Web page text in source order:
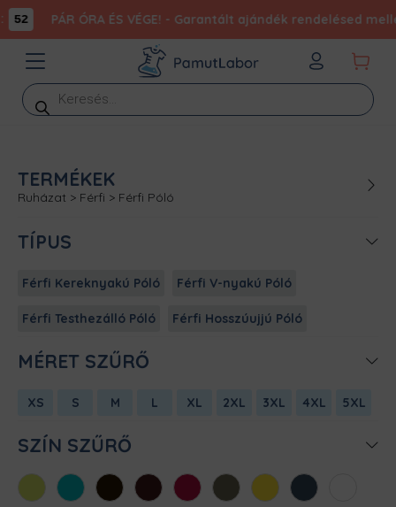
52 PÁR ÓRA ÉS VÉGE! - Garantált ajándék rendelésed
Products
search
TERMÉKEK
Ruházat > Férfi > Férfi Póló
TÍPUS
Férfi Kereknyakú Póló Férfi V-nyakú Póló
Férfi Testhezálló Póló Férfi Hosszúujjú Póló
MÉRET SZŰRŐ
XS S M L XL 2XL 3XL 4XL 5XL
SZÍN SZŰRŐ
AlmazöldAtollkékBarnaBordóChili Cink Citromsárga
Denim